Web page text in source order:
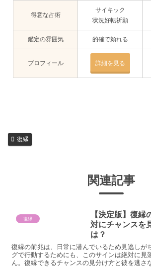
得意な占術
サイキック
状況好転祈願
鑑定の雰囲気 的確で頼れる
プロフィール 詳細を見る
復縁
関連記事
復縁
【決定版】復縁
対にチャンスを
は？
復縁の前兆は、日常に潜んでいるため見逃しが
グで行動するためにも、このサインは絶対に見
ん。復縁できるチャンスの見分け方と彼を逃さ